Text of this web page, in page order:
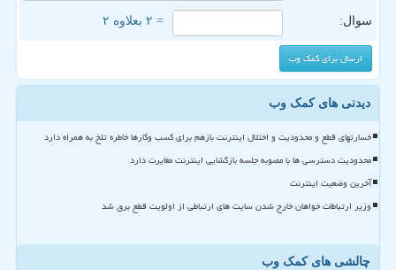
سوال: = ۲ بعلاوه ۲
دیدنی های کمک وب
خسارتهای قطع و محدودیت و اختلال اینترنت بازهم برای کسب وکارها خاطره تلخ به همراه دارد
محدودیت دسترسی ها با مصوبه جلسه بازگشایی اینترنت مغایرت دارد
آخرین وضعیت اینترنت
وزیر ارتباطات خواهان خارج شدن سایت های ارتباطی از اولویت قطع برق شد
چالشی های کمک وب